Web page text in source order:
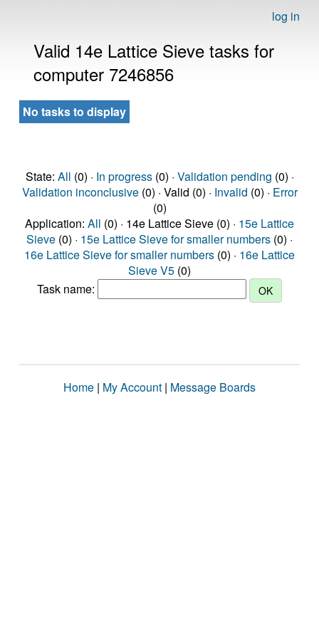
log in
Valid 14e Lattice Sieve tasks for
computer 7246856
No tasks to display
State: All (0) · In progress(0) · Validation pending (0) ·
Validation inconclusive(0) · Valid (0) · Invalid (0) · Error
(0)
Application: All (0) · 14e Lattice Sieve (0) · 15e Lattice
Sieve (0) · 15e Lattice Sieve for smaller numbers (0) ·
16e Lattice Sieve for smaller numbers (0) · 16e Lattice
Sieve V5 (0)
Task name:
Home | My Account | Message Boards